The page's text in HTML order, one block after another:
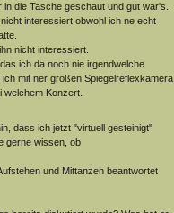
die Tasche geschaut und gut war's.
interessiert obwohl ich ne echt
nicht interessiert.
ich da noch nie irgendwelche
ich mit ner großen Spiegelreflexkamera
welchem Konzert.
dass ich jetzt "virtuell gesteinigt"
gerne wissen, ob
und Mittanzen beantwortet